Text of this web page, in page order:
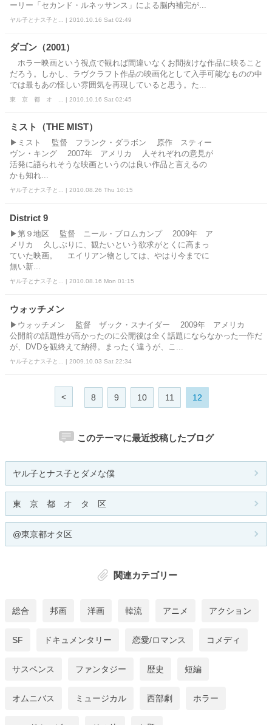
ーリー「セカンド・ルネッサンス」による脳内補完が...
ヤル子とナス子と... | 2010.10.16 Sat 02:49
ダゴン（2001）
ホラー映画という視点で観れば間違いなくお間抜けな作品に映ること
だろう。しかし、ラヴクラフト作品の映画化として入手可能なものの中
では最もあの怪しい雰囲気を再現していると思う。た...
東 京 都 オ ... | 2010.10.16 Sat 02:45
ミスト（THE MIST）
▶ミスト 監督 フランク・ダラボン 原作 スティー
ヴン・キング 2007年 アメリカ 人それぞれの意見が
活発に語られそうな映画というのは良い作品と言えるの
かも知れ...
ヤル子とナス子と... | 2010.08.26 Thu 10:15
District 9
▶第９地区 監督 ニール・ブロムカンプ 2009年 ア
メリカ 久しぶりに、観たいという欲求がとくに高まっ
ていた映画。 エイリアン物としては、やはり今までに
無い新...
ヤル子とナス子と... | 2010.08.16 Mon 01:15
ウォッチメン
▶ウォッチメン 監督 ザック・スナイダー 2009年 アメリカ
公開前の話題性が高かったのに公開後は全く話題にならなかった一作だ
が、DVDを観終えて納得。まったく違うが、こ...
ヤル子とナス子と... | 2009.10.03 Sat 22:34
< 8 9 10 11 12
このテーマに最近投稿したブログ
ヤル子とナス子とダメな僕
東 京 都 オ タ 区
@東京都オタ区
関連カテゴリー
総合 邦画 洋画 韓流 アニメ アクション
SF ドキュメンタリー 恋愛/ロマンス コメディ
サスペンス ファンタジー 歴史 短編
オムニバス ミュージカル 西部劇 ホラー